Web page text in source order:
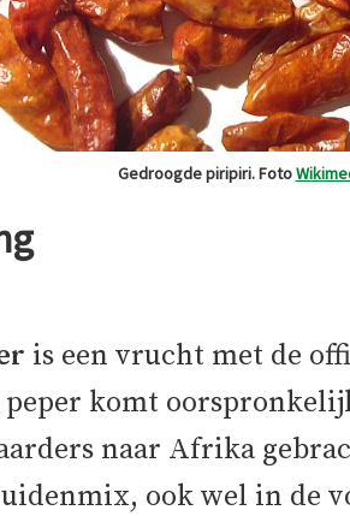
Gedroogde piripiri. Foto
is een vrucht met de
peper komt
naar Afrika
ook wel in de